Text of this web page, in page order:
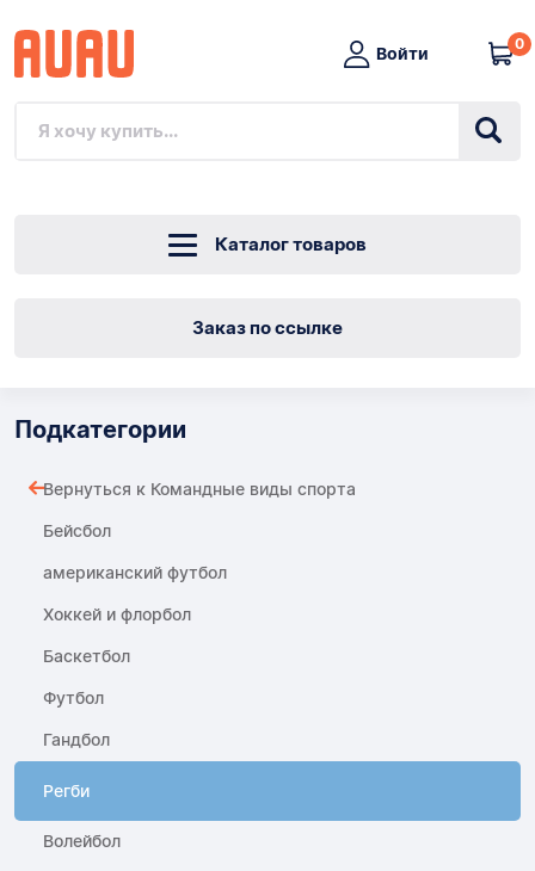
Войти
0
Каталог товаров
Заказ по ссылке
Подкатегории
Вернуться к Командные виды спорта
Бейсбол
американский футбол
Хоккей и флорбол
Баскетбол
Футбол
Гандбол
Регби
Волейбол